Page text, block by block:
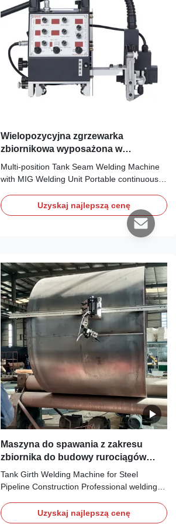
Wielopozycyjna zgrzewarka
zbiornikowa wyposażona w
spawarkę MIG
Multi-position Tank Seam Welding Machine
with MIG Welding Unit Portable continuous
welding operations with MIG welding
technology. Key Specifications Model
Number WHL-III Style Portable Frequency
Range High Frequency Electric Current DC
Uzyskaj najlepszą cenę
Maszyna do spawania z zakresu
zbiornika do budowy rurociągów
stalowych z kolei miękkiej i kolei
prostych
Tank Girth Welding Machine for Steel
Pipeline Construction Professional welding
construction, available with both flexible rail
Uzyskaj najlepszą cenę